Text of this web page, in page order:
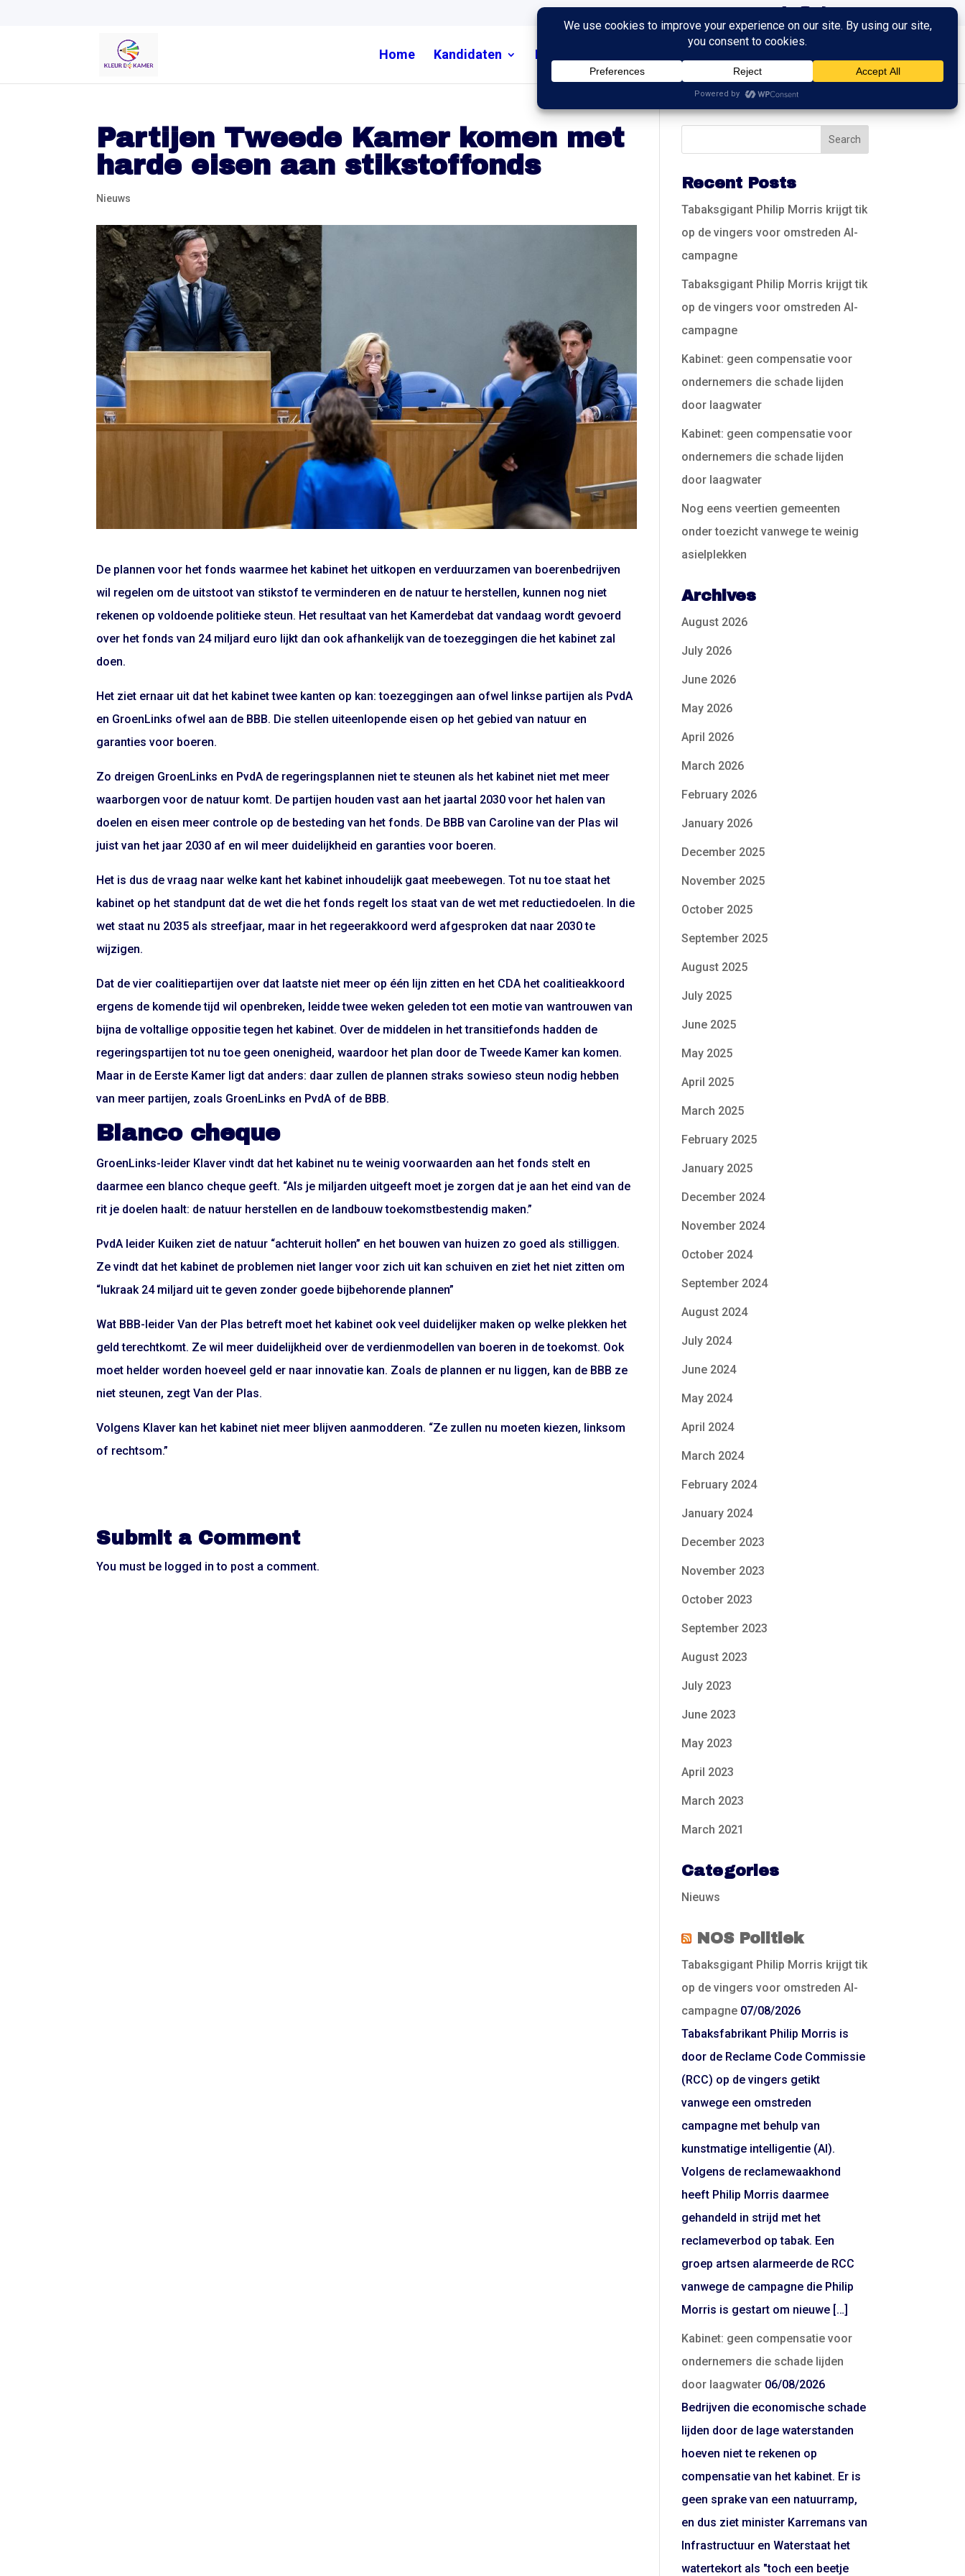
Home Kandidaten Nieuws
Partijen Tweede Kamer komen met
harde eisen aan stikstoffonds
Nieuws
De plannen voor het fonds waarmee het kabinet het uitkopen en verduurzamen van boerenbedrijven
wil regelen om de uitstoot van stikstof te verminderen en de natuur te herstellen, kunnen nog niet
rekenen op voldoende politieke steun. Het resultaat van het Kamerdebat dat vandaag wordt gevoerd
over het fonds van 24 miljard euro lijkt dan ook afhankelijk van de toezeggingen die het kabinet zal
doen.
Het ziet ernaar uit dat het kabinet twee kanten op kan: toezeggingen aan ofwel linkse partijen als PvdA
en GroenLinks ofwel aan de BBB. Die stellen uiteenlopende eisen op het gebied van natuur en
garanties voor boeren.
Zo dreigen GroenLinks en PvdA de regeringsplannen niet te steunen als het kabinet niet met meer
waarborgen voor de natuur komt. De partijen houden vast aan het jaartal 2030 voor het halen van
doelen en eisen meer controle op de besteding van het fonds. De BBB van Caroline van der Plas wil
juist van het jaar 2030 af en wil meer duidelijkheid en garanties voor boeren.
Het is dus de vraag naar welke kant het kabinet inhoudelijk gaat meebewegen. Tot nu toe staat het
kabinet op het standpunt dat de wet die het fonds regelt los staat van de wet met reductiedoelen. In die
wet staat nu 2035 als streefjaar, maar in het regeerakkoord werd afgesproken dat naar 2030 te
wijzigen.
Dat de vier coalitiepartijen over dat laatste niet meer op één lijn zitten en het CDA het coalitieakkoord
ergens de komende tijd wil openbreken, leidde twee weken geleden tot een motie van wantrouwen van
bijna de voltallige oppositie tegen het kabinet. Over de middelen in het transitiefonds hadden de
regeringspartijen tot nu toe geen onenigheid, waardoor het plan door de Tweede Kamer kan komen.
Maar in de Eerste Kamer ligt dat anders: daar zullen de plannen straks sowieso steun nodig hebben
van meer partijen, zoals GroenLinks en PvdA of de BBB.
Blanco cheque
GroenLinks-leider Klaver vindt dat het kabinet nu te weinig voorwaarden aan het fonds stelt en
daarmee een blanco cheque geeft. “Als je miljarden uitgeeft moet je zorgen dat je aan het eind van de
rit je doelen haalt: de natuur herstellen en de landbouw toekomstbestendig maken.”
PvdA leider Kuiken ziet de natuur “achteruit hollen” en het bouwen van huizen zo goed als stilliggen.
Ze vindt dat het kabinet de problemen niet langer voor zich uit kan schuiven en ziet het niet zitten om
“lukraak 24 miljard uit te geven zonder goede bijbehorende plannen”
Wat BBB-leider Van der Plas betreft moet het kabinet ook veel duidelijker maken op welke plekken het
geld terechtkomt. Ze wil meer duidelijkheid over de verdienmodellen van boeren in de toekomst. Ook
moet helder worden hoeveel geld er naar innovatie kan. Zoals de plannen er nu liggen, kan de BBB ze
niet steunen, zegt Van der Plas.
Volgens Klaver kan het kabinet niet meer blijven aanmodderen. “Ze zullen nu moeten kiezen, linksom
of rechtsom.”
Submit a Comment
You must be logged in to post a comment.
Recent Posts
Tabaksgigant Philip Morris krijgt tik
op de vingers voor omstreden AI-
campagne
Tabaksgigant Philip Morris krijgt tik
op de vingers voor omstreden AI-
campagne
Kabinet: geen compensatie voor
ondernemers die schade lijden
door laagwater
Kabinet: geen compensatie voor
ondernemers die schade lijden
door laagwater
Nog eens veertien gemeenten
onder toezicht vanwege te weinig
asielplekken
Archives
August 2026
July 2026
June 2026
May 2026
April 2026
March 2026
February 2026
January 2026
December 2025
November 2025
October 2025
September 2025
August 2025
July 2025
June 2025
May 2025
April 2025
March 2025
February 2025
January 2025
December 2024
November 2024
October 2024
September 2024
August 2024
July 2024
June 2024
May 2024
April 2024
March 2024
February 2024
January 2024
December 2023
November 2023
October 2023
September 2023
August 2023
July 2023
June 2023
May 2023
April 2023
March 2023
March 2021
Categories
Nieuws
NOS Politiek
Tabaksgigant Philip Morris krijgt tik
op de vingers voor omstreden AI-
campagne 07/08/2026
Tabaksfabrikant Philip Morris is
door de Reclame Code Commissie
(RCC) op de vingers getikt
vanwege een omstreden
campagne met behulp van
kunstmatige intelligentie (AI).
Volgens de reclamewaakhond
heeft Philip Morris daarmee
gehandeld in strijd met het
reclameverbod op tabak. Een
groep artsen alarmeerde de RCC
vanwege de campagne die Philip
Morris is gestart om nieuwe […]
Kabinet: geen compensatie voor
ondernemers die schade lijden
door laagwater 06/08/2026
Bedrijven die economische schade
lijden door de lage waterstanden
hoeven niet te rekenen op
compensatie van het kabinet. Er is
geen sprake van een natuurramp,
en dus ziet minister Karremans van
Infrastructuur en Waterstaat het
watertekort als "toch een beetje